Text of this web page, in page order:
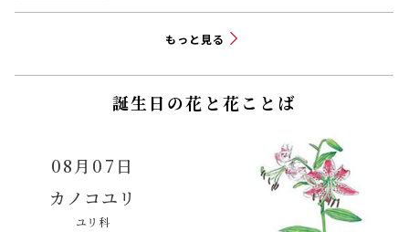
もっと見る
誕生日の花と花ことば
08月07日
カノコユリ
ユリ科